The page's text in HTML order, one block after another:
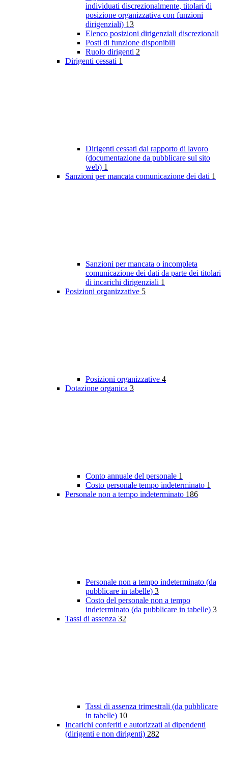
individuati discrezionalmente, titolari di
posizione organizzativa con funzioni
dirigenziali) 13
Elenco posizioni dirigenziali discrezionali
Posti di funzione disponibili
Ruolo dirigenti 2
Dirigenti cessati 1
Dirigenti cessati dal rapporto di lavoro
(documentazione da pubblicare sul sito
web) 1
Sanzioni per mancata comunicazione dei dati 1
Sanzioni per mancata o incompleta
comunicazione dei dati da parte dei titolari
di incarichi dirigenziali 1
Posizioni organizzative 5
Posizioni organizzative 4
Dotazione organica 3
Conto annuale del personale 1
Costo personale tempo indeterminato 1
Personale non a tempo indeterminato 186
Personale non a tempo indeterminato (da
pubblicare in tabelle) 3
Costo del personale non a tempo
indeterminato (da pubblicare in tabelle) 3
Tassi di assenza 32
Tassi di assenza trimestrali (da pubblicare
in tabelle) 10
Incarichi conferiti e autorizzati ai dipendenti
(dirigenti e non dirigenti) 282